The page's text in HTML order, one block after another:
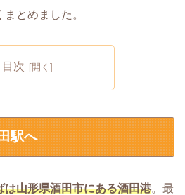
とめました。
目次
駅へ
は山形県酒田市にある酒田港。最